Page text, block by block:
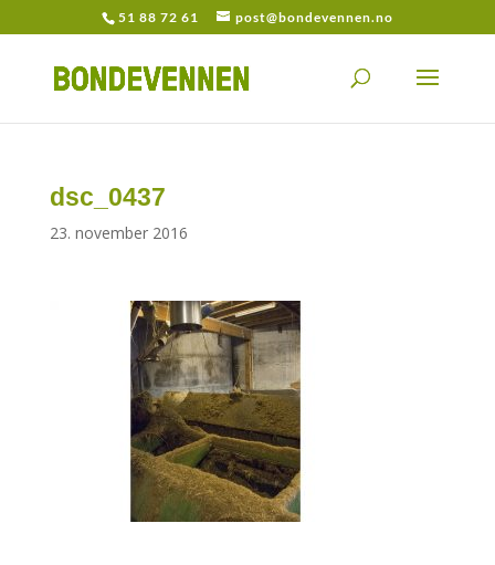
51 88 72 61 post@bondevennen.no
dsc_0437
23. november 2016